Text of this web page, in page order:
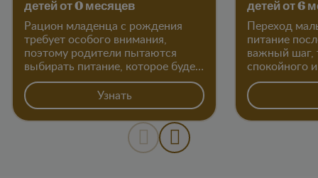
детей от 0 месяцев
Рацион младенца с рождения
требует особого внимания,
поэтому родители пытаются
выбирать питание, которое будет
максимально соответствовать
возрасту и потребностям ребенка
в первые месяцы жизни.
Узнать
детей от 6
Переход
питание
важный
спокойного
подхода со